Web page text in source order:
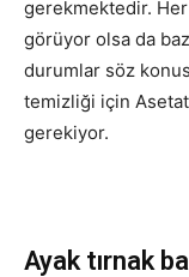
gerekmektedir.
görüyor olsa da
durumlar söz
temizliği için
gerekiyor.
Ayak tırnak